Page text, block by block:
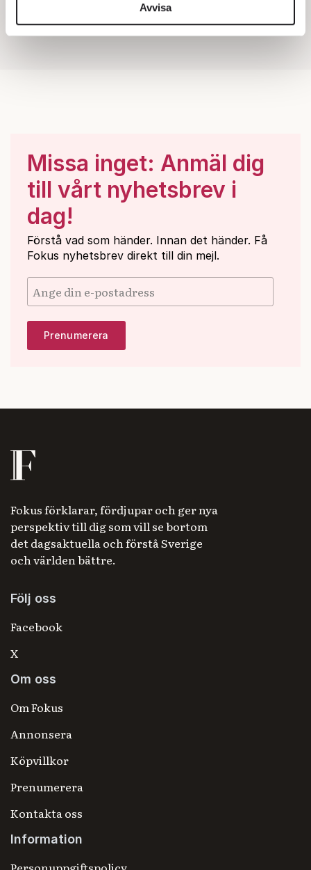
information från din enhet till de sociala medier och
annons- och analysföretag som vi samarbetar med.
Dessa kan i sin tur kombinera informationen med annan
Avvisa
Missa inget: Anmäl dig
till vårt nyhetsbrev i
dag!
Förstå vad som händer. Innan det händer. Få
Fokus nyhetsbrev direkt till din mejl.
Fokus förklarar, fördjupar och ger nya
perspektiv till dig som vill se bortom
det dagsaktuella och förstå Sverige
och världen bättre.
Följ oss
Facebook
X
Om oss
Om Fokus
Annonsera
Köpvillkor
Prenumerera
Kontakta oss
Information